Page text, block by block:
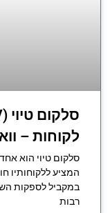
לקוחות –
סלקום טיוי הוא
המציע ללקוחותיו
במקביל לספקות
רבות